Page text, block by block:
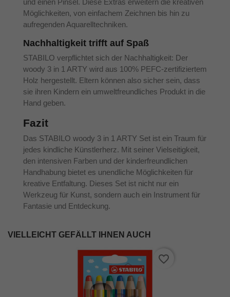
Möglichkeiten, von einfachem Zeichnen bis hin zu
aufregenden Aquarelltechniken.
Nachhaltigkeit trifft auf Spaß
STABILO verpflichtet sich der Nachhaltigkeit: Der
woody 3 in 1 ARTY wird aus 100% PEFC-zertifiziertem
Holz hergestellt. Eltern können also sicher sein, dass
sie ihren Kindern ein umweltfreundliches Produkt in die
Hand geben.
Fazit
Das STABILO woody 3 in 1 ARTY Set ist ein Traum für
jedes kindliche Künstlerherz. Mit seiner Vielseitigkeit,
den intensiven Farben und der kinderfreundlichen
Handhabung bietet es unendliche Möglichkeiten für
kreative Entfaltung. Dieses Set ist nicht nur ein
Werkzeug für Kunst, sondern auch ein Instrument für
Fantasie und Entdeckung.
VIELLEICHT GEFÄLLT IHNEN AUCH
favorite_border